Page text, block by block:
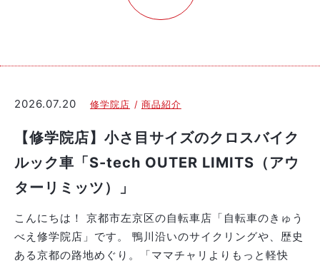
2026.07.20 修学院店 商品紹介
【修学院店】小さ目サイズのクロスバイク
ルック車「S-tech OUTER LIMITS（アウ
ターリミッツ）」
こんにちは！ 京都市左京区の自転車店「自転車のきゅう
べえ修学院店」です。 鴨川沿いのサイクリングや、歴史
ある京都の路地めぐり。「ママチャリよりもっと軽快